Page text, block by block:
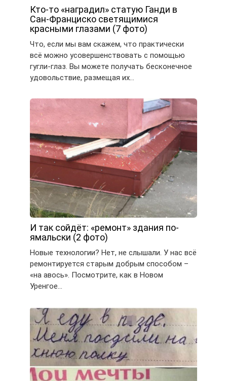
Кто-то «наградил» статую Ганди в
Сан-Франциско светящимися
красными глазами (7 фото)
Что, если мы вам скажем, что практически
всё можно усовершенствовать с помощью
гугли-глаз. Вы можете получать бесконечное
удовольствие, размещая их…
И так сойдёт: «ремонт» здания по-
ямальски (2 фото)
Новые технологии? Нет, не слышали. У нас всё
ремонтируется старым добрым способом –
«на авось». Посмотрите, как в Новом
Уренгое…